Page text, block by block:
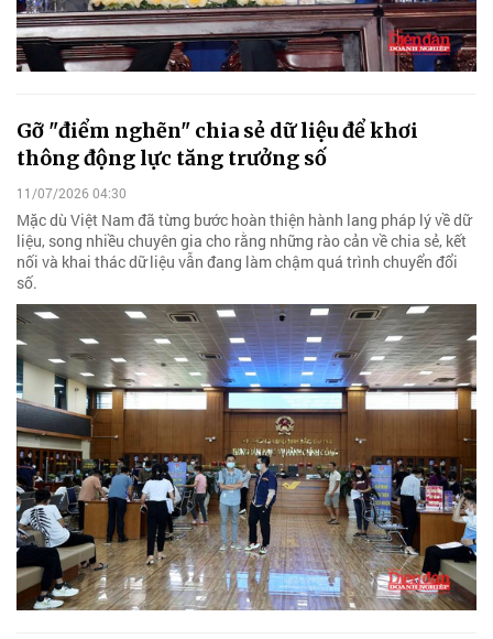
Gỡ "điểm nghẽn" chia sẻ dữ liệu để khơi
thông động lực tăng trưởng số
11/07/2026 04:30
Mặc dù Việt Nam đã từng bước hoàn thiện hành lang pháp lý về dữ
liệu, song nhiều chuyên gia cho rằng những rào cản về chia sẻ, kết
nối và khai thác dữ liệu vẫn đang làm chậm quá trình chuyển đổi
số.